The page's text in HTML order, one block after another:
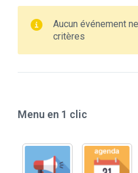
Aucun événement
critères
Menu en 1 clic